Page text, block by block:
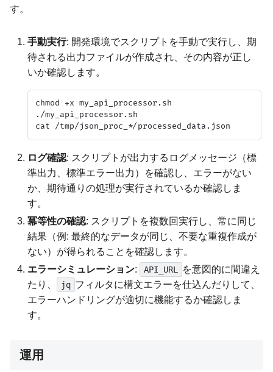
す。
手動実行: 開発環境でスクリプトを手動で実行し、期
待される出力ファイルが作成され、その内容が正し
いか確認します。
chmod +x my_api_processor.sh
./my_api_processor.sh
ログ確認: スクリプトが出力するログメッセージ（標
準出力、標準エラー出力）を確認し、エラーがない
か、期待通りの処理が実行されているか確認しま
す。
冪等性の確認: スクリプトを複数回実行し、常に同じ
結果（例: 最終的なデータが同じ、不要な重複作成が
ない）が得られることを確認します。
エラーシミュレーション: API_URL
を意図的に間違え
たり、
jq フィルタに構文エラーを仕込んだりして、
エラーハンドリングが適切に機能するか確認しま
す。
運用